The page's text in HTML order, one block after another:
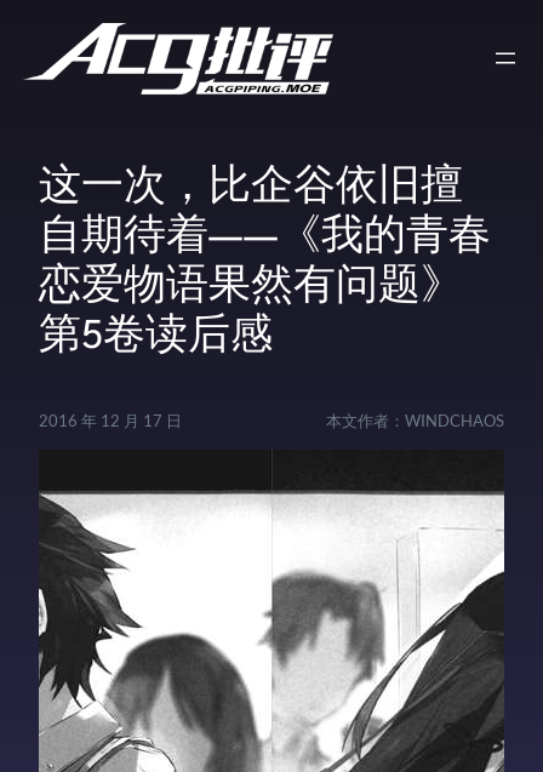
这一次，比企谷依旧擅
自期待着——《我的青春
恋爱物语果然有问题》
第5卷读后感
2016 年 12 月 17 日 本文作者： WINDCHAOS